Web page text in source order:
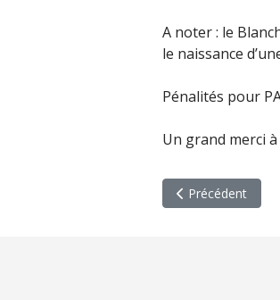
A noter : le
le naissance
Pénalités pour
Un grand merci
Article précédent
Précédent